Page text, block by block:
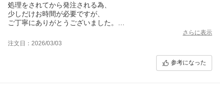
処理をされてから発注される為、
少しだけお時間が必要ですが、
ご丁寧にありがとうございました。
市長のお手紙も温かみがあり頬が緩みましたが
お届けします」ではいかがでしょうか。とても美味しかったです
さらに表示
注文日：2026/03/03
参考になった